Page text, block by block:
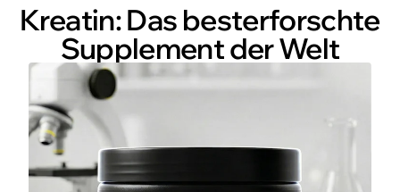
Kreatin: Das besterforschte
Supplement der Welt